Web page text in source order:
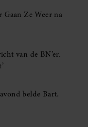
Ze Weer na
van de BN’er.
belde Bart.